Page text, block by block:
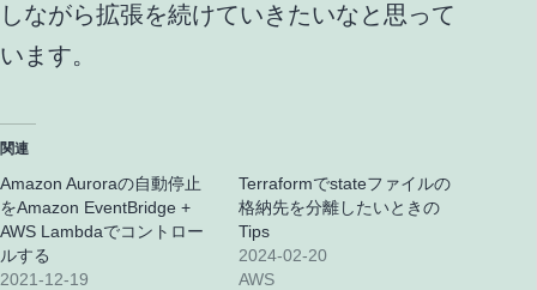
しながら拡張を続けていきたいなと思って
います。
関連
Amazon Auroraの自動停止
をAmazon EventBridge +
AWS Lambdaでコントロー
ルする
2021-12-19
Terraformでstateファイルの
格納先を分離したいときの
Tips
2024-02-20
AWS